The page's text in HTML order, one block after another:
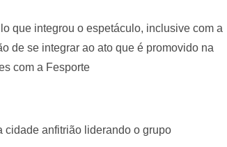
que integrou o espetáculo, inclusive com a
de se integrar ao ato que é promovido na
com a Fesporte
cidade anfitrião liderando o grupo